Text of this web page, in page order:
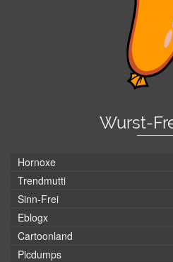
Wurst-
Hornoxe
Trendmutti
Sinn-Frei
Eblogx
Cartoonland
Picdumps